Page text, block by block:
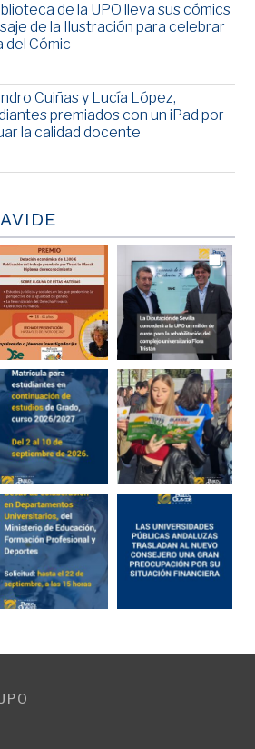
de la UPO lleva sus cómics
de la Ilustración para celebrar
del Cómic
Cuiñas y Lucía López,
premiados con un iPad por
la calidad docente